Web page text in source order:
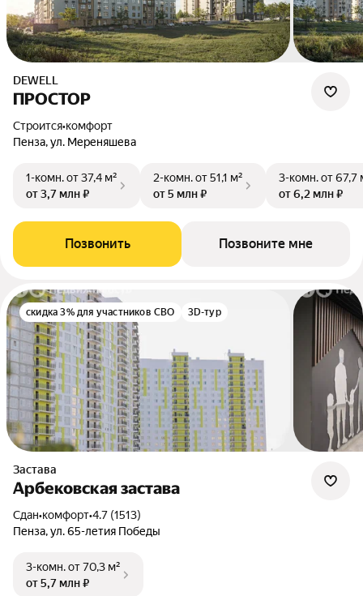
DEWELL
ПРОСТОР
Строится•комфорт
Пенза, ул. Мереняшева
1-комн.от 37,4 м²
от 3,7 млн ₽
2-комн.от 51,1 м²
от 5 млн ₽
3-комн.от 67,7
от 6,2 млн ₽
Позвонить Позвоните мне
скидка 3% для участников СВО 3D-тур
Застава
Арбековская застава
Сдан•комфорт•4.7 (1513)
Пенза, ул. 65-летия Победы
3-комн.от 70,3 м²
от 5,7 млн ₽